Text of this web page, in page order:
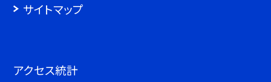
サイトマップ
アクセス統計